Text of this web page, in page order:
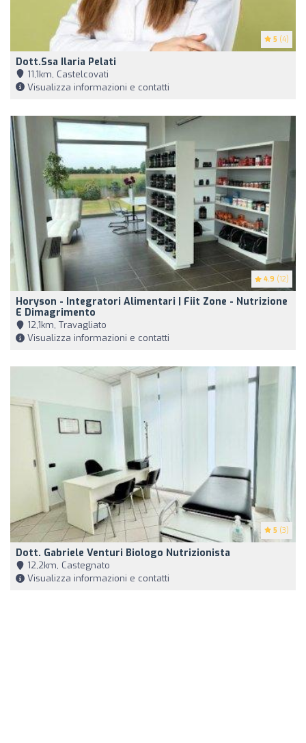
5 (4)
Dott.ssa Ilaria Pelati
11,1km, Castelcovati
Visualizza informazioni e contatti
4.9 (12)
Horyson - Integratori Alimentari | Fiit Zone - Nutrizione
E Dimagrimento
12,1km, Travagliato
Visualizza informazioni e contatti
5 (3)
Dott. Gabriele Venturi Biologo Nutrizionista
12,2km, Castegnato
Visualizza informazioni e contatti